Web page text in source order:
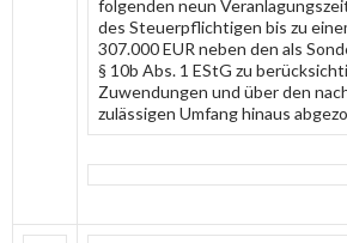
folgenden neun
des Steuerpflichtigen bis zu
307.000 EUR neben den als
§ 10b Abs. 1 EStG zu
Zuwendungen und über den
zulässigen Umfang hinaus